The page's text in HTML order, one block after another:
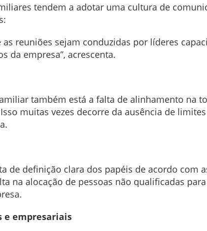
tendem a adotar uma cultura de
reuniões sejam conduzidas por líderes
da empresa”, acrescenta.
também está a falta de alinhamento na
muitas vezes decorre da ausência de
de definição clara dos papéis de acordo com
na alocação de pessoas não qualificadas
e empresariais